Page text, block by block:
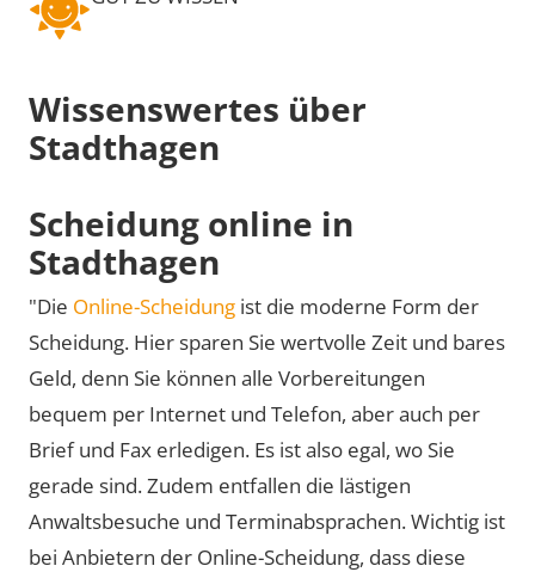
Wissenswertes über
Stadthagen
Scheidung online in
Stadthagen
"Die Online-Scheidung ist die moderne Form der
Scheidung. Hier sparen Sie wertvolle Zeit und bares
Geld, denn Sie können alle Vorbereitungen
bequem per Internet und Telefon, aber auch per
Brief und Fax erledigen. Es ist also egal, wo Sie
gerade sind. Zudem entfallen die lästigen
Anwaltsbesuche und Terminabsprachen. Wichtig ist
bei Anbietern der Online-Scheidung, dass diese